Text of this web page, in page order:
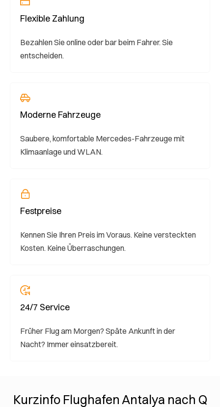
Flexible Zahlung
Bezahlen Sie online oder bar beim Fahrer. Sie
entscheiden.
Moderne Fahrzeuge
Saubere, komfortable Mercedes-Fahrzeuge mit
Klimaanlage und WLAN.
Festpreise
Kennen Sie Ihren Preis im Voraus. Keine versteckten
Kosten. Keine Überraschungen.
24/7 Service
Früher Flug am Morgen? Späte Ankunft in der
Nacht? Immer einsatzbereit.
Kurzinfo Flughafen Antalya nach Q